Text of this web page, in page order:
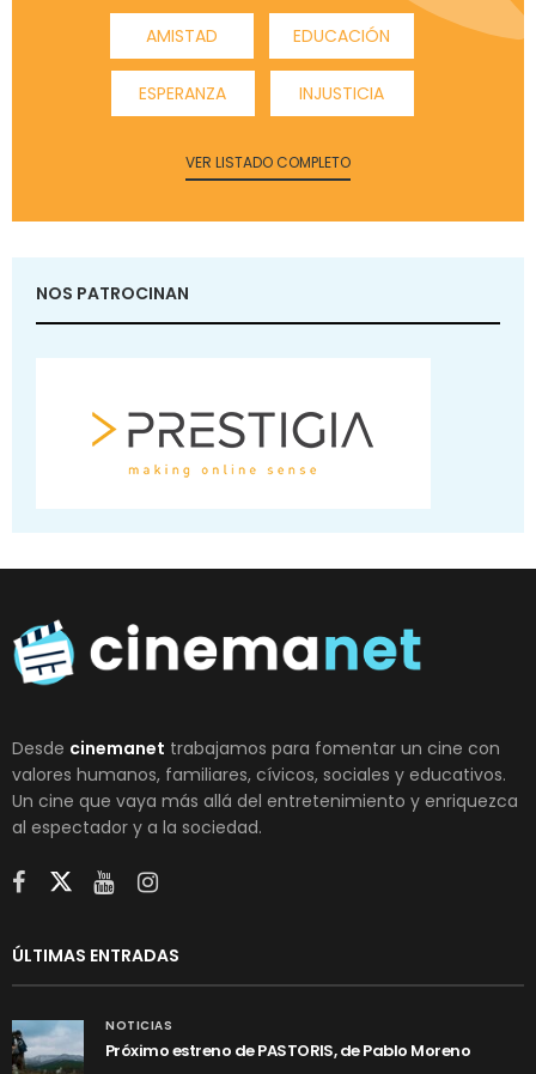
AMISTAD EDUCACIÓN
ESPERANZA INJUSTICIA
VER LISTADO COMPLETO
NOS PATROCINAN
Desde cinemanet trabajamos para fomentar un cine con
valores humanos, familiares, cívicos, sociales y educativos.
Un cine que vaya más allá del entretenimiento y enriquezca
al espectador y a la sociedad.
ÚLTIMAS ENTRADAS
NOTICIAS
Próximo estreno de PASTORIS, de Pablo Moreno